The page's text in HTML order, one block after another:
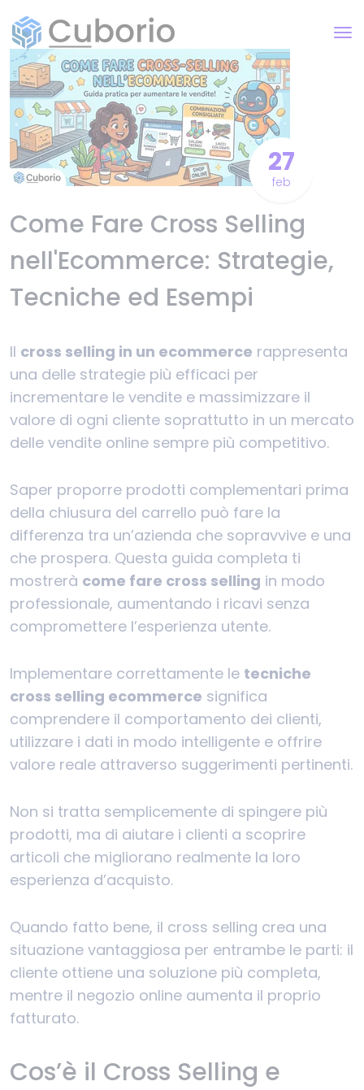
27
feb
Come Fare Cross Selling
nell'Ecommerce: Strategie,
Tecniche ed Esempi
Il cross selling in un ecommerce rappresenta
una delle strategie più efficaci per
incrementare le vendite e massimizzare il
valore di ogni cliente soprattutto in un mercato
delle vendite online sempre più competitivo.
Saper proporre prodotti complementari prima
della chiusura del carrello può fare la
differenza tra un’azienda che sopravvive e una
che prospera. Questa guida completa ti
mostrerà come fare cross selling in modo
professionale, aumentando i ricavi senza
compromettere l’esperienza utente.
Implementare correttamente le tecniche
cross selling ecommerce significa
comprendere il comportamento dei clienti,
utilizzare i dati in modo intelligente e offrire
valore reale attraverso suggerimenti pertinenti.
Non si tratta semplicemente di spingere più
prodotti, ma di aiutare i clienti a scoprire
articoli che migliorano realmente la loro
esperienza d’acquisto.
Quando fatto bene, il cross selling crea una
situazione vantaggiosa per entrambe le parti: il
cliente ottiene una soluzione più completa,
mentre il negozio online aumenta il proprio
fatturato.
Cos’è il Cross Selling e